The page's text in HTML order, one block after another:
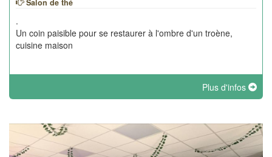
Salon de thé
.
Un coin paisible pour se restaurer à l'ombre d'un troène,
cuisine maison
Plus d'infos